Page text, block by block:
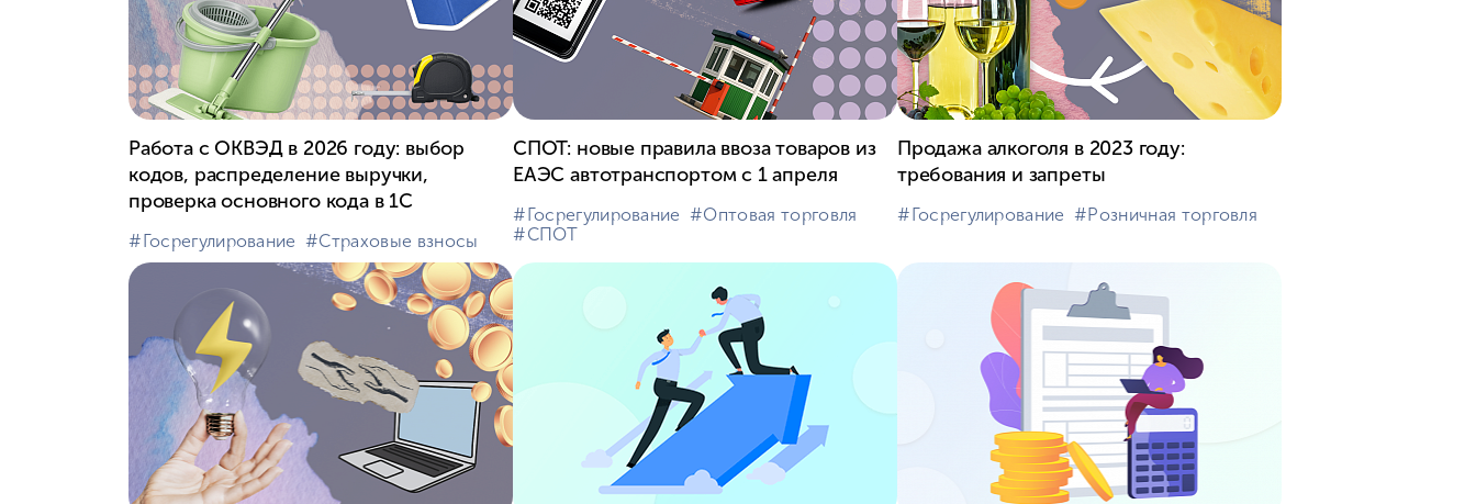
Работа с ОКВЭД в 2026 году: выбор
кодов, распределение выручки,
проверка основного кода в 1С
#⁣Госрегулирование #⁣Страховые взносы
СПОТ: новые правила ввоза товаров из
ЕАЭС автотранспортом с 1 апреля
#⁣Госрегулирование #⁣Оптовая торговля
#⁣СПОТ
Продажа алкоголя в 2023 году:
требования и запреты
#⁣Госрегулирование #⁣Розничная торговля